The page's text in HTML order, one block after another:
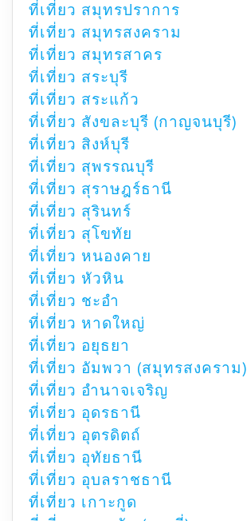
ที่เที่ยว สมุทรปราการ
ที่เที่ยว สมุทรสงคราม
ที่เที่ยว สมุทรสาคร
ที่เที่ยว สระบุรี
ที่เที่ยว สระแก้ว
ที่เที่ยว สังขละบุรี (กาญจนบุรี)
ที่เที่ยว สิงห์บุรี
ที่เที่ยว สุพรรณบุรี
ที่เที่ยว สุราษฎร์ธานี
ที่เที่ยว สุรินทร์
ที่เที่ยว สุโขทัย
ที่เที่ยว หนองคาย
ที่เที่ยว หัวหิน
ที่เที่ยว ชะอำ
ที่เที่ยว หาดใหญ่
ที่เที่ยว อยุธยา
ที่เที่ยว อัมพวา (สมุทรสงคราม)
ที่เที่ยว อำนาจเจริญ
ที่เที่ยว อุดรธานี
ที่เที่ยว อุตรดิตถ์
ที่เที่ยว อุทัยธานี
ที่เที่ยว อุบลราชธานี
ที่เที่ยว เกาะกูด